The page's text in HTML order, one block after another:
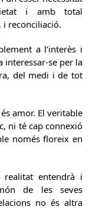
i amb total
reconciliació.
a l’interès i
interessar-se per la
del medi i de tot
amor. El veritable
ni té cap connexió
només floreix en
entendrà i
de les seves
no és altra